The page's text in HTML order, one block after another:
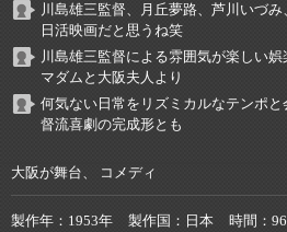
川島雄三監督、月丘夢路、芦川いづ
日活映画だと思うね笑
川島雄三監督による雰囲気が楽しい
マダムと大阪夫人より
何気ない日常をリズミカルなテンポ
督流喜劇の完成形とも
大阪が舞台、 コメディ
製作年 1953年 製作国 日本 時間